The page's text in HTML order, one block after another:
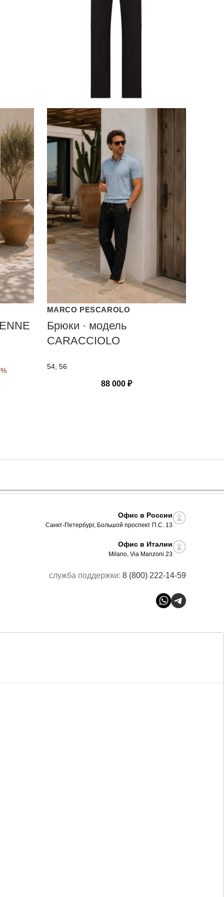
MARCO PESCAROLO
Брюки · модель
CARACCIOLO
54, 56
88 000 ₽
Офис в России
Санкт-Петербург, Большой проспект П.С. 13
Офис в Италии
Milano, Via Manzoni 23
служба поддержки: 8 (800) 222-14-59